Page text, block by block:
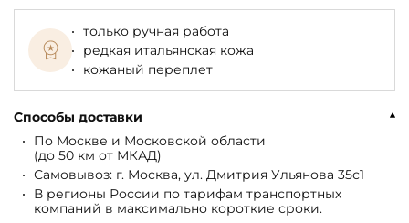
только ручная работа
редкая итальянская кожа
кожаный переплет
Способы доставки
По Москве и Московской области
(до 50 км от МКАД)
Самовывоз: г. Москва, ул. Дмитрия Ульянова 35с1
В регионы России по тарифам транспортных
компаний в максимально короткие сроки.